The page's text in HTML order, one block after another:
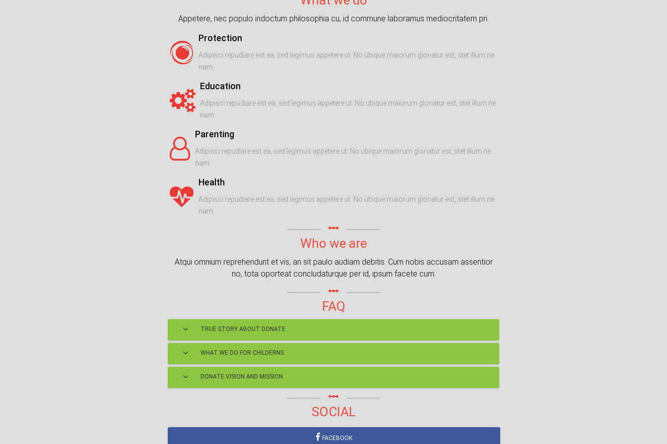
Appetere, nec populo indoctum philosophia cu, id commune laboramus mediocritatem pri.
Protection
Adipisci repudiare est ea, sed legimus appetere ut. No ubique maiorum gloriatur est, stet illum ne
nam.
Education
Adipisci repudiare est ea, sed legimus appetere ut. No ubique maiorum gloriatur est, stet illum ne
nam.
Parenting
Adipisci repudiare est ea, sed legimus appetere ut. No ubique maiorum gloriatur est, stet illum ne
nam.
Health
Adipisci repudiare est ea, sed legimus appetere ut. No ubique maiorum gloriatur est, stet illum ne
nam.
linear_scale
Who we are
Atqui omnium reprehendunt et vis, an sit paulo audiam debitis. Cum nobis accusam assentior
no, tota oporteat concludaturque per id, ipsum facete cum.
linear_scale
FAQ
TRUE STORY ABOUT DONATE
WHAT WE DO FOR CHILDERNS
DONATE VISION AND MISSION
linear_scale
SOCIAL
FACEBOOK